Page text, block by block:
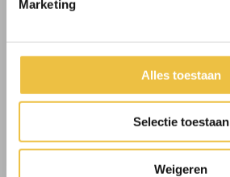
Marketing
Alles toestaan
Selectie toestaan
Weigeren